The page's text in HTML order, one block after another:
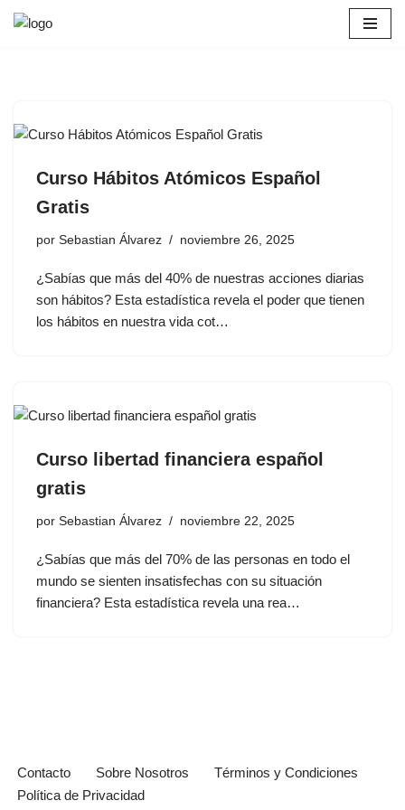
Curso Hábitos Atómicos Español
Gratis
por Sebastian Álvarez noviembre 26, 2025
¿Sabías que más del 40% de nuestras acciones diarias
son hábitos? Esta estadística revela el poder que tienen
los hábitos en nuestra vida cot…
Curso libertad financiera español
gratis
por Sebastian Álvarez noviembre 22, 2025
¿Sabías que más del 70% de las personas en todo el
mundo se sienten insatisfechas con su situación
financiera? Esta estadística revela una rea…
Contacto Sobre Nosotros
Términos y Condiciones
Política de Privacidad